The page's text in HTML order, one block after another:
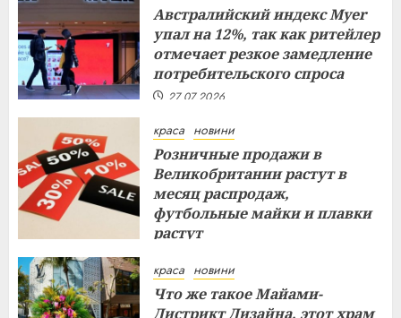
Австралийский индекс Myer
упал на 12%, так как ритейлер
отмечает резкое замедление
потребительского спроса
27.07.2026
краса новини
Розничные продажи в
Великобритании растут в
месяц распродаж,
футбольные майки и плавки
растут
краса новини
Что же такое Майами-
Дистрикт Дизайна, этот храм